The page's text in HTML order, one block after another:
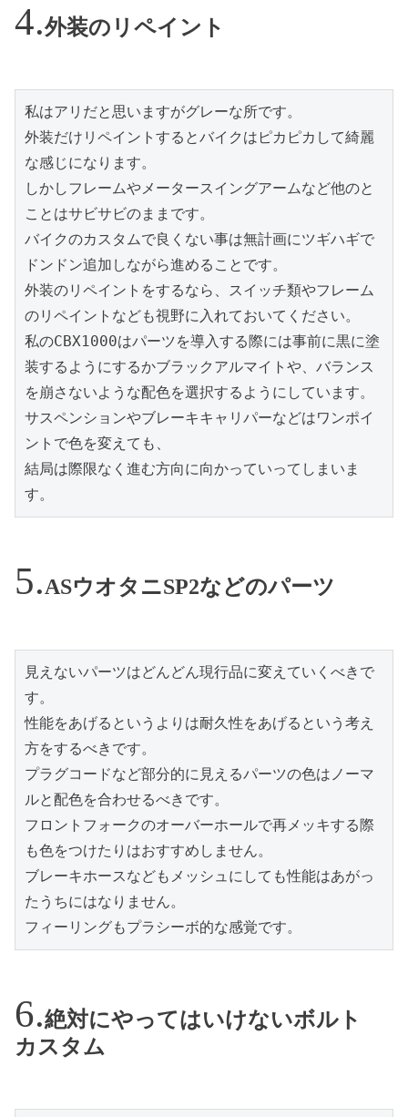
外装のリペイント
私はアリだと思いますがグレーな所です。
外装だけリペイントするとバイクはピカピカして綺麗
な感じになります。
しかしフレームやメータースイングアームなど他のと
ことはサビサビのままです。
バイクのカスタムで良くない事は無計画にツギハギで
ドンドン追加しながら進めることです。
外装のリペイントをするなら、スイッチ類やフレーム
のリペイントなども視野に入れておいてください。
私のCBX1000はパーツを導入する際には事前に黒に塗
装するようにするかブラックアルマイトや、バランス
を崩さないような配色を選択するようにしています。
サスペンションやブレーキキャリパーなどはワンポイ
ントで色を変えても、
結局は際限なく進む方向に向かっていってしまいま
す。
ASウオタニSP2などのパーツ
見えないパーツはどんどん現行品に変えていくべきで
す。
性能をあげるというよりは耐久性をあげるという考え
方をするべきです。
プラグコードなど部分的に見えるパーツの色はノーマ
ルと配色を合わせるべきです。
フロントフォークのオーバーホールで再メッキする際
も色をつけたりはおすすめしません。
ブレーキホースなどもメッシュにしても性能はあがっ
たうちにはなりません。
フィーリングもプラシーボ的な感覚です。
絶対にやってはいけないボルト
カスタム